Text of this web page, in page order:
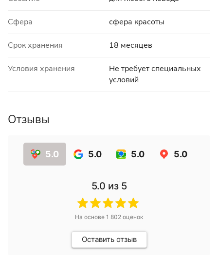
Сфера сфера красоты
Срок хранения 18 месяцев
Условия хранения
Не требует специальных
условий
Отзывы
5.0 5.0 5.0 5.0
5.0 из 5
На основе 1 802 оценок
Оставить отзыв